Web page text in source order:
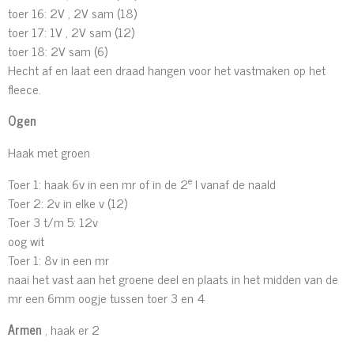
toer 16: 2V , 2V sam (18)
toer 17: 1V , 2V sam (12)
toer 18: 2V sam (6)
Hecht af en laat een draad hangen voor het vastmaken op het
fleece.
Ogen
Haak met groen
Toer 1: haak 6v in een mr of in de 2e l vanaf de naald
Toer 2: 2v in elke v (12)
Toer 3 t/m 5: 12v
oog wit
Toer 1: 8v in een mr
naai het vast aan het groene deel en plaats in het midden van de
mr een 6mm oogje tussen toer 3 en 4
Armen , haak er 2